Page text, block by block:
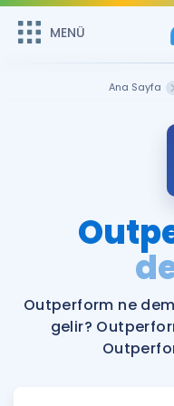
MENÜ
Remzi Hoca ile seni
MENÜ
Katılımcı Görüşleri
Faydalı Araçlar
Ücretsiz
Ana Sayfa
Outperform ne
gelir?